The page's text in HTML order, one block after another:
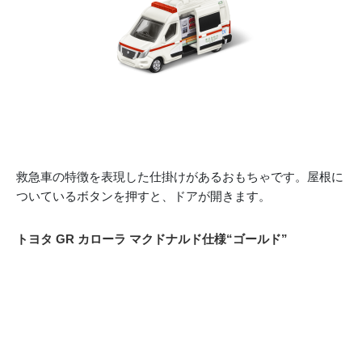
救急車の特徴を表現した仕掛けがあるおもちゃです。屋根に
ついているボタンを押すと、ドアが開きます。
トヨタ GR カローラ マクドナルド仕様“ゴールド”